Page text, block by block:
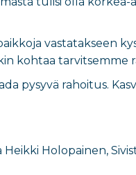
vastatakseen
kohtaa tarvitsemme
pysyvä rahoitus.
Holopainen,